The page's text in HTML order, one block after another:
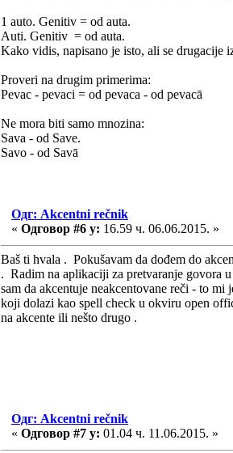
1 auto. Genitiv = od auta.
Auti. Genitiv = od auta.
Kako vidis, napisano je isto, ali se drugacije
Proveri na drugim primerima:
Pevac - pevaci = od pevaca - od pevacā
Ne mora biti samo mnozina:
Sava - od Save.
Savo - od Savā
Одг: Akcentni rečnik
« Одговор #6 у: 16.59 ч. 06.06.2015. »
Baš ti hvala . Pokušavam da dođem do
. Radim na aplikaciji za pretvaranje govora
sam da akcentuje neakcentovane reči - to
koji dolazi kao spell check u okviru open
na akcente ili nešto drugo .
Одг: Akcentni rečnik
« Одговор #7 у: 01.04 ч. 11.06.2015. »